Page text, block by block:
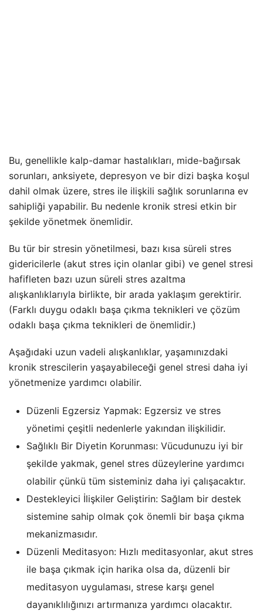
Bu, genellikle kalp-damar hastalıkları, mide-bağırsak
sorunları, anksiyete, depresyon ve bir dizi başka koşul
dahil olmak üzere, stres ile ilişkili sağlık sorunlarına ev
sahipliği yapabilir. Bu nedenle kronik stresi etkin bir
şekilde yönetmek önemlidir.
Bu tür bir stresin yönetilmesi, bazı kısa süreli stres
gidericilerle (akut stres için olanlar gibi) ve genel stresi
hafifleten bazı uzun süreli stres azaltma
alışkanlıklarıyla birlikte, bir arada yaklaşım gerektirir.
(Farklı duygu odaklı başa çıkma teknikleri ve çözüm
odaklı başa çıkma teknikleri de önemlidir.)
Aşağıdaki uzun vadeli alışkanlıklar, yaşamınızdaki
kronik strescilerin yaşayabileceği genel stresi daha iyi
yönetmenize yardımcı olabilir.
Düzenli Egzersiz Yapmak: Egzersiz ve stres
yönetimi çeşitli nedenlerle yakından ilişkilidir.
Sağlıklı Bir Diyetin Korunması: Vücudunuzu iyi bir
şekilde yakmak, genel stres düzeylerine yardımcı
olabilir çünkü tüm sisteminiz daha iyi çalışacaktır.
Destekleyici İlişkiler Geliştirin: Sağlam bir destek
sistemine sahip olmak çok önemli bir başa çıkma
mekanizmasıdır.
Düzenli Meditasyon: Hızlı meditasyonlar, akut stres
ile başa çıkmak için harika olsa da, düzenli bir
meditasyon uygulaması, strese karşı genel
dayanıklılığınızı artırmanıza yardımcı olacaktır.